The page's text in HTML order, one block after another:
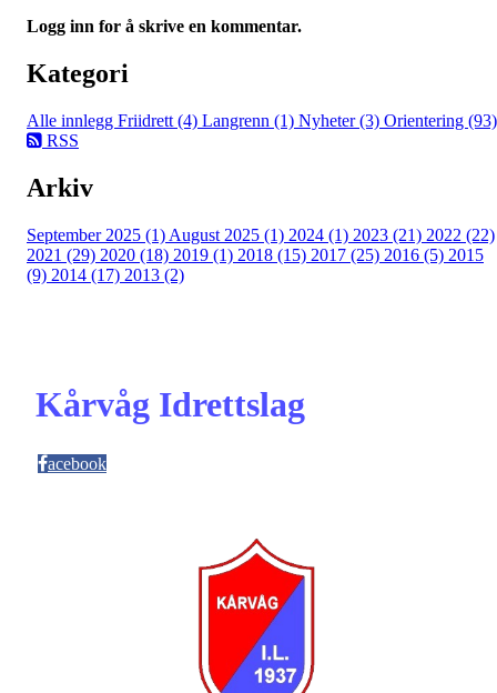
Logg inn for å skrive en kommentar.
Kategori
Alle innlegg Friidrett (4) Langrenn (1) Nyheter (3) Orientering (93)
RSS
Arkiv
September 2025 (1) August 2025 (1) 2024 (1) 2023 (21) 2022 (22)
2021 (29) 2020 (18) 2019 (1) 2018 (15) 2017 (25) 2016 (5) 2015
(9) 2014 (17) 2013 (2)
Kårvåg Idrettslag
acebook